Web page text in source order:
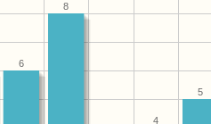
5
4
8
6